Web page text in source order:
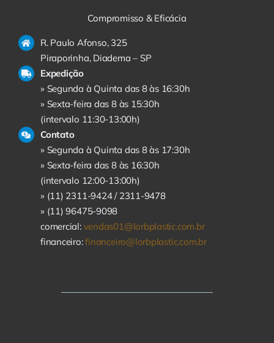
Compromisso & Eficácia
R. Paulo Afonso, 325
Piraporinha, Diadema – SP
Expedição
» Segunda à Quinta das 8 às 16:30h
» Sexta-feira das 8 às 15:30h
(intervalo 11:30-13:00h)
Contato
» Segunda à Quinta das 8 às 17:30h
» Sexta-feira das 8 às 16:30h
(intervalo 12:00-13:00h)
» (11) 2311-9424 / 2311-9478
» (11) 96475-9098
comercial: vendas01@lorbplastic.com.br
financeiro:financeiro@lorbplastic.com.br